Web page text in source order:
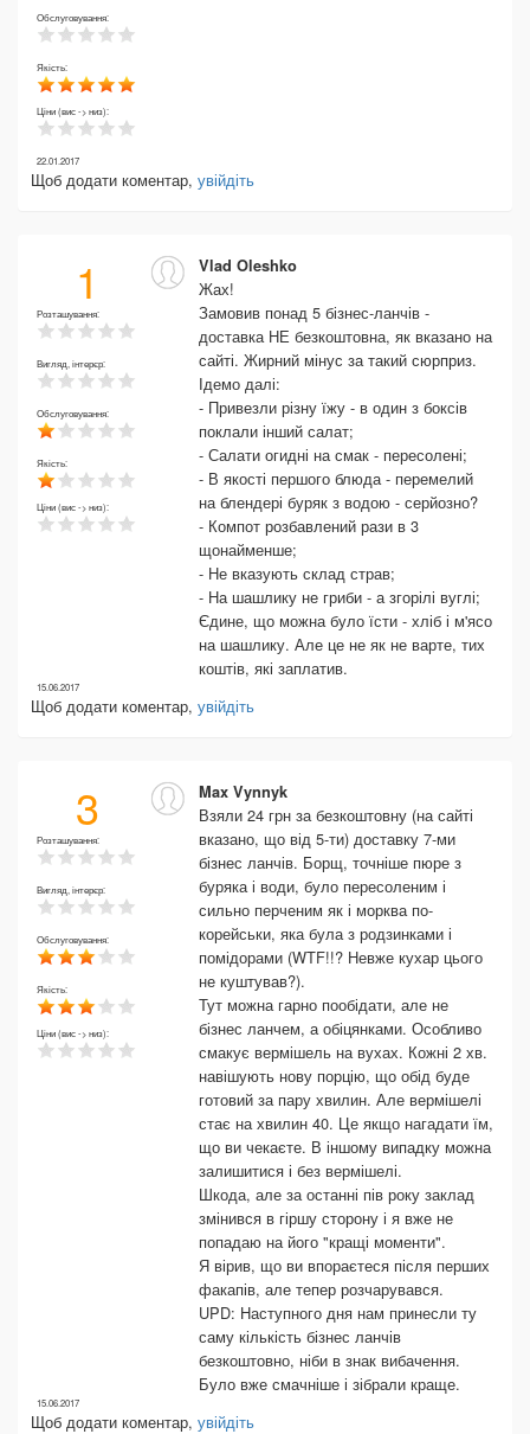
Обслуговування:
Якість:
Ціни (вис -> низ):
22.01.2017
Щоб додати коментар, увійдіть
1
Розташування:
Вигляд, інтерєр:
Обслуговування:
Якість:
Ціни (вис -> низ):
Vlad Oleshko
Жах!
Замовив понад 5 бізнес-ланчів -
доставка НЕ безкоштовна, як вказано на
сайті. Жирний мінус за такий сюрприз.
Ідемо далі:
- Привезли різну їжу - в один з боксів
поклали інший салат;
- Салати огидні на смак - пересолені;
- В якості першого блюда - перемелий
на блендері буряк з водою - серйозно?
- Компот розбавлений рази в 3
щонайменше;
- Не вказують склад страв;
- На шашлику не гриби - а згорілі вуглі;
Єдине, що можна було їсти - хліб і м'ясо
на шашлику. Але це не як не варте, тих
коштів, які заплатив.
15.06.2017
Щоб додати коментар, увійдіть
3
Розташування:
Вигляд, інтерєр:
Обслуговування:
Якість:
Ціни (вис -> низ):
Max Vynnyk
Взяли 24 грн за безкоштовну (на сайті
вказано, що від 5-ти) доставку 7-ми
бізнес ланчів. Борщ, точніше пюре з
буряка і води, було пересоленим і
сильно перченим як і морква по-
корейськи, яка була з родзинками і
помідорами (WTF!!? Невже кухар цього
не куштував?).
Тут можна гарно пообідати, але не
бізнес ланчем, а обіцянками. Особливо
смакує вермішель на вухах. Кожні 2 хв.
навішують нову порцію, що обід буде
готовий за пару хвилин. Але вермішелі
стає на хвилин 40. Це якщо нагадати їм,
що ви чекаєте. В іншому випадку можна
залишитися і без вермішелі.
Шкода, але за останні пів року заклад
змінився в гіршу сторону і я вже не
попадаю на його "кращі моменти".
Я вірив, що ви впораєтеся після перших
факапів, але тепер розчарувався.
UPD: Наступного дня нам принесли ту
саму кількість бізнес ланчів
безкоштовно, ніби в знак вибачення.
Було вже смачніше і зібрали краще.
15.06.2017
Щоб додати коментар, увійдіть